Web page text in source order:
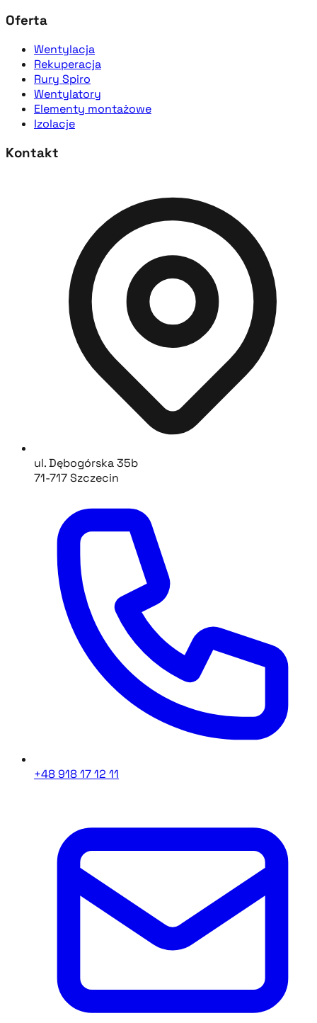
Oferta
Wentylacja
Rekuperacja
Rury Spiro
Wentylatory
Elementy montażowe
Izolacje
Kontakt
ul. Dębogórska 35b
71-717 Szczecin
+48 918 17 12 11